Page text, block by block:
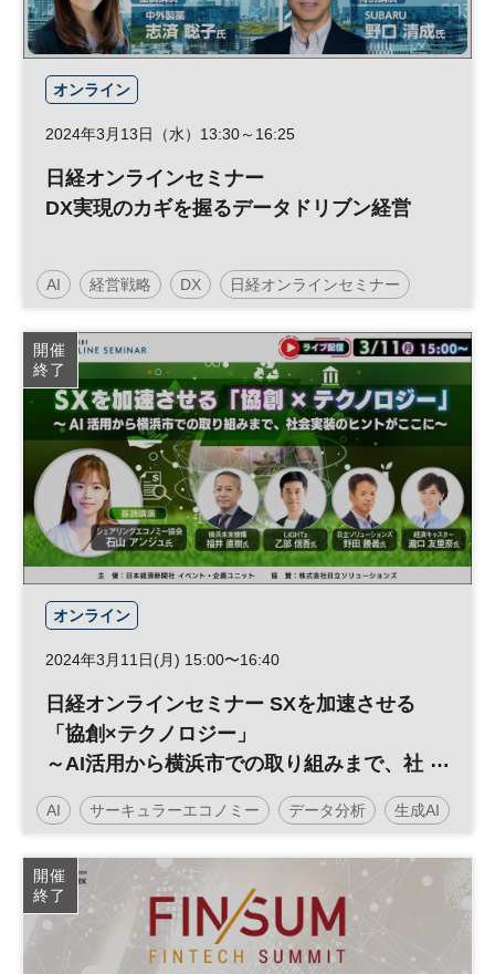
オンライン
2024年3月13日（水）13:30～16:25
日経オンラインセミナー
DX実現のカギを握るデータドリブン経営
AI 経営戦略 DX 日経オンラインセミナー
開催
終了
オンライン
2024年3月11日(月) 15:00〜16:40
日経オンラインセミナー SXを加速させる
「協創×テクノロジー」
～AI活用から横浜市での取り組みまで、社
会実装のヒントがここに～
AI サーキュラーエコノミー データ分析 生成AI
SX グリーントランスフォーメーション 持続可能性
社会課題 GX サステナビリティ サステナブル
ESG 経営戦略 企業活動
開催
終了